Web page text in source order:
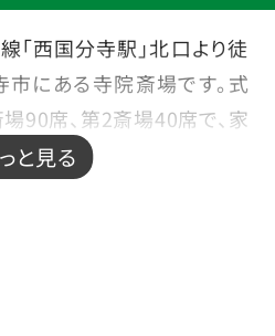
「西国分寺駅」北口より徒
にある寺院斎場です。式
90席、第2斎場40席で、家
儀まで規模に応じたお葬
。
と見る